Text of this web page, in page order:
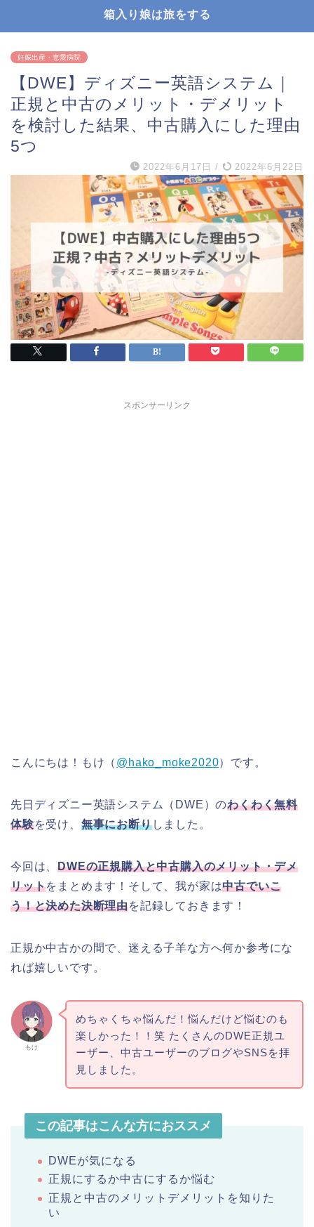
箱入り娘は旅をする
妊娠出産・恵愛病院
【DWE】ディズニー英語システム｜
正規と中古のメリット・デメリット
を検討した結果、中古購入にした理由
5つ
2022年6月17日 / 2022年6月22日
スポンサーリンク
こんにちは！もけ（ @hako_moke2020）です。
先日ディズニー英語システム（DWE）のわくわく無料
体験を受け、 無事にお断りしました。
今回は、DWEの正規購入と中古購入のメリット・デメ
リットをまとめます！そして、我が家は中古でいこ
う！と決めた決断理由を記録しておきます！
正規か中古かの間で、迷える子羊な方へ何か参考にな
れば嬉しいです。
もけ
めちゃくちゃ悩んだ！悩んだけど悩むのも
楽しかった！！笑 たくさんのDWE正規ユ
ーザー、中古ユーザーのブログやSNSを拝
見しました。
この記事はこんな方におススメ
DWEが気になる
正規にするか中古にするか悩む
正規と中古のメリットデメリットを知りた
い